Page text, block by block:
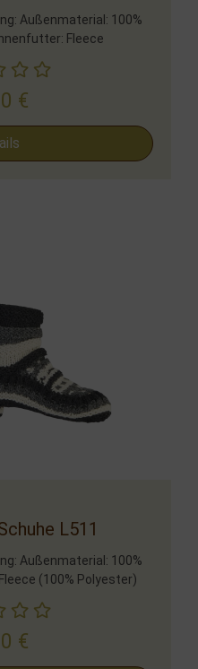
Außenmaterial: 100%
Fleece
€
L511
Außenmaterial: 100%
(100% Polyester)
€